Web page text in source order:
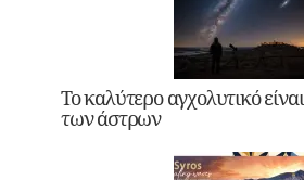
Το καλύτερο αγχολυτικό
των άστρων